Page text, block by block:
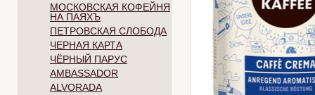
МОСКОВСКАЯ КОФЕЙНЯ
НА ПАЯХЪ
ПЕТРОВСКАЯ СЛОБОДА
ЧЕРНАЯ КАРТА
ЧЁРНЫЙ ПАРУС
AMBASSADOR
ALVORADA